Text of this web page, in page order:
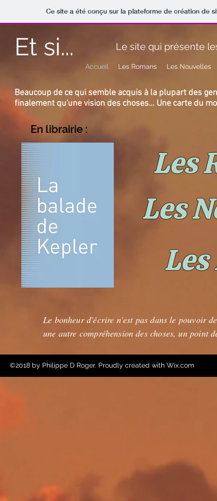
Ce site a été conçu sur la plateforme de création de
Et si... Le site qui présente
Accueil Les Romans Les Nouvelles
Beaucoup de ce qui semble acquis à la plupart des
finalement qu'une vision des choses… Une carte du
En librairie :
Les
Les
Les
Le bonheur d'écrire n'est pas dans le pouvoir
une autre compréhension des choses, un
©2018 by Philippe D Roger. Proudly created with Wix.com